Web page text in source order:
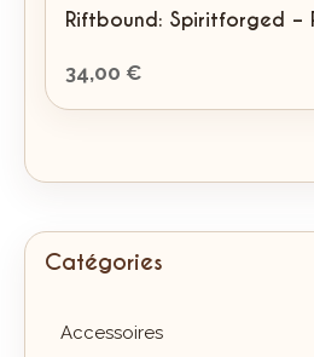
Catégories
Accessoires
Riftbound: Spiritforged –
34,00 €